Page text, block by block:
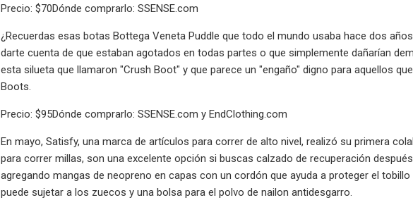
Precio: $70Dónde comprarlo: SSENSE.com
¿Recuerdas esas botas Bottega Veneta Puddle que todo el mundo usaba hace dos
darte cuenta de que estaban agotados en todas partes o que simplemente dañarían
esta silueta que llamaron "Crush Boot" y que parece un "engaño" digno para aquellos
Boots.
Precio: $95Dónde comprarlo: SSENSE.com y EndClothing.com
En mayo, Satisfy, una marca de artículos para correr de alto nivel, realizó su primera
para correr millas, son una excelente opción si buscas calzado de recuperación
agregando mangas de neopreno en capas con un cordón que ayuda a proteger el
puede sujetar a los zuecos y una bolsa para el polvo de nailon antidesgarro.